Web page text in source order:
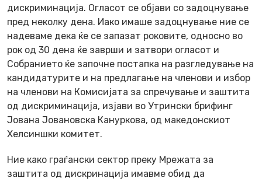
дискриминација. Огласот се објави со задоцнување
пред неколку дена. Иако имаше задоцнување ние се
надеваме дека ќе се запазат роковите, односно во
рок од 30 дена ќе заврши и затвори огласот и
Собранието ќе започне постапка на разгледување на
кандидатурите и на предлагање на членови и избор
на членови на Комисијата за спречување и заштита
од дискриминација, изјави во Утрински брифинг
Јована Јовановска Кануркова, од македонскиот
Хелсиншки комитет.
Ние како граѓански сектор преку Мрежата за
заштита од дискринација имавме обид да